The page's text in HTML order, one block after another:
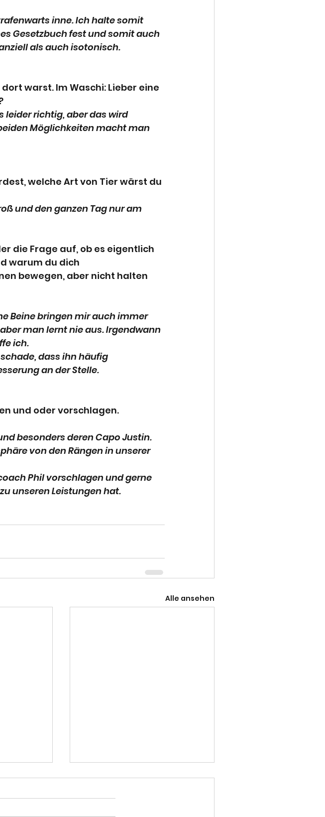
inne. Ich halte somit
Gesetzbuch fest und somit auch
als auch isotonisch.
warst. Im Waschi: Lieber eine
leider richtig, aber das wird
Möglichkeiten macht man
welche Art von Tier wärst du
die Frage auf, ob es eigentlich
warum du dich
bewegen, aber nicht halten
man lernt nie aus. Irgendwann
ich.
dass ihn häufig
an der Stelle.
und oder vorschlagen.
besonders deren Capo Justin.
von den Rängen in unserer
Phil vorschlagen und gerne
unseren Leistungen hat.
Alle ansehen